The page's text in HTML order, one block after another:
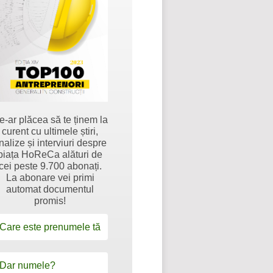
ar plăcea să te ținem la
curent cu ultimele știri,
și interviuri despre
HoReCa alături de
peste 9.700 abonați.
La abonare vei primi
automat documentul
promis!